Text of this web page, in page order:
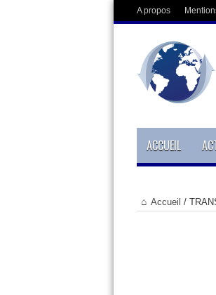
A propos
ACCUEIL
Accueil /